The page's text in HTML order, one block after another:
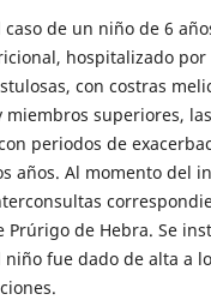
caso de un niño de 6
hospitalizado
con costras
miembros superiores,
periodos de
años. Al momento del
Prúrigo de Hebra. Se
niño fue dado de alta a